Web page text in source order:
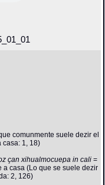
comunmente suele dezir el
casa: 1, 18)
çan xihualmocuepa in cali=
casa (Lo que se suele dezir
2, 126)